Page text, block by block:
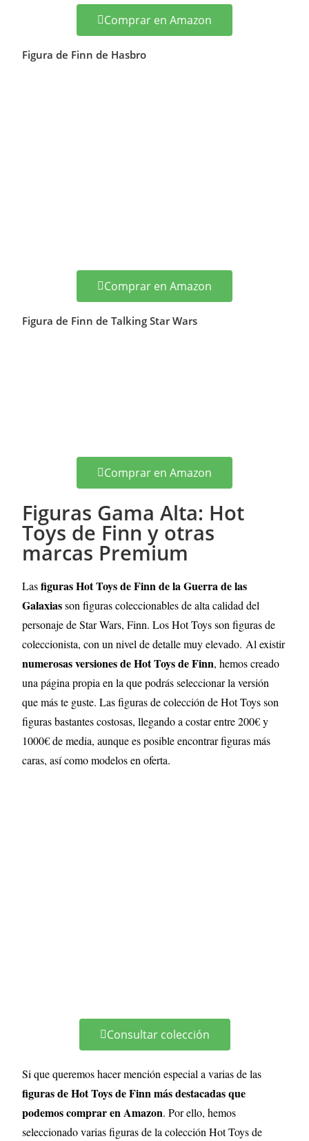
Comprar en Amazon
Figura de Finn de Hasbro
Comprar en Amazon
Figura de Finn de Talking Star Wars
Comprar en Amazon
Figuras Gama Alta: Hot
Toys de Finn y otras
marcas Premium
Lasfiguras Hot Toys de Finn de la Guerra de las
Galaxiasson figuras coleccionables de alta calidad del
personaje de Star Wars, Finn. Los Hot Toys son figuras de
coleccionista, con un nivel de detalle muy elevado. Al existir
numerosas versiones de Hot Toys de Finn, hemos creado
una página propia en la que podrás seleccionar la versión
que más te guste. Las figuras de colección de Hot Toys son
figuras bastantes costosas, llegando a costar entre 200€ y
1000€ de media, aunque es posible encontrar figuras más
caras, así como modelos en oferta.
Consultar colección
Si que queremos hacer mención especial a varias de las
figuras de Hot Toys de Finn más destacadas que
podemos comprar en Amazon. Por ello, hemos
seleccionado varias figuras de la colección Hot Toys de